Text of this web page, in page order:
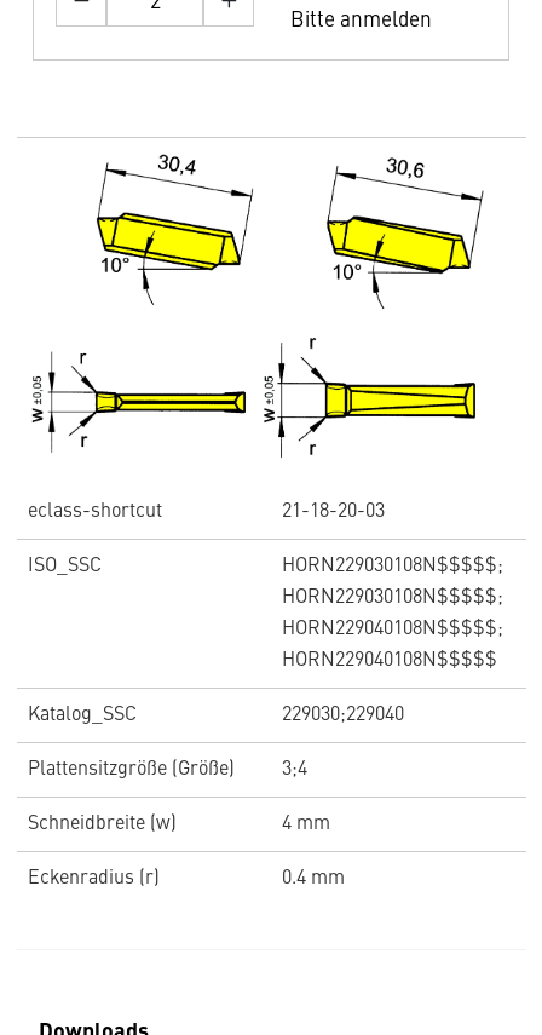
Bitte anmelden
eclass-shortcut 21-18-20-03
ISO_SSC
HORN229030108N$$$$$;
HORN229030108N$$$$$;
HORN229040108N$$$$$;
HORN229040108N$$$$$
Katalog_SSC 229030;229040
Plattensitzgröße (Größe) 3;4
Schneidbreite (w) 4 mm
Eckenradius (r) 0.4 mm